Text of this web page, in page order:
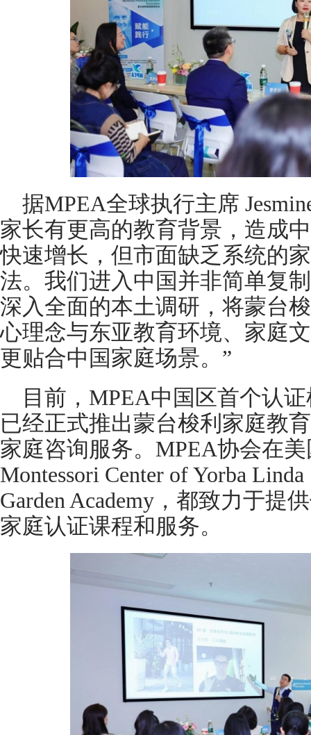
据MPEA全球执行主席
家长有更高的教育背景，造成
快速增长，但市面缺乏系统的
法。我们进入中国并非简单复
深入全面的本土调研，将蒙台
心理念与东亚教育环境、家庭
更贴合中国家庭场景。”
目前，MPEA中国区首个认
已经正式推出蒙台梭利家庭教
家庭咨询服务。MPEA协会在美
Montessori Center of Yorba
Garden Academy，都致力于提
家庭认证课程和服务。